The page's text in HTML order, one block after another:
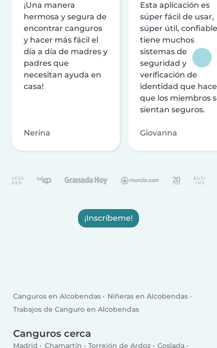
¡Una manera
hermosa y segura de
encontrar canguros
y hacer más fácil el
día a día de madres y
padres que
necesitan ayuda en
casa!
Nerina
Esta aplicación es
súper fácil de usar,
súper útil,
tiene muchos
sistemas de
seguridad y
verificación de
identidad que
que los miembros
sientan seguros.
Giovanna
¡Inscríbeme!
Canguros en Alcobendas
Niñeras en Alcobendas
Trabajos de Canguro en Alcobendas
Canguros cerca
Madrid Chamartín Torrejón de Ardoz
Coslada